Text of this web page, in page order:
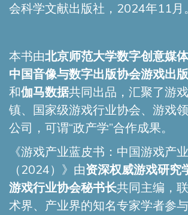
会科学文献出版社，2024年11月。
本书由北京师范大学数字创意媒
中国音像与数字出版协会游戏出
和伽马数据共同出品，汇聚了游
镇、国家级游戏行业协会、游戏
公司，可谓“政产学”合作成果。
《游戏产业蓝皮书：中国游戏产
（2024）》由资深权威游戏研究
游戏行业协会秘书长共同主编，
术界、产业界的知名专家学者参